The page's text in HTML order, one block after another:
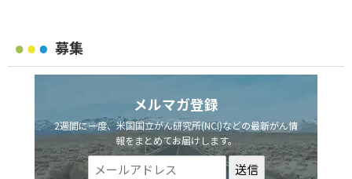
募集
メルマガ登録
2週間に一度、米国国立がん研究所(NCI)などの最新がん情
報をまとめてお届けします。